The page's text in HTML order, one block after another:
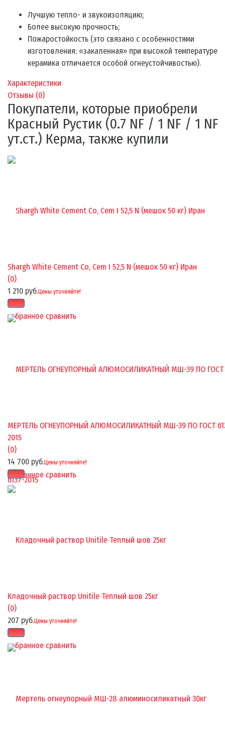
Лучшую тепло- и звукоизоляцию;
Более высокую прочность;
Пожаростойкость (это связано с особенностями
изготовления: «закаленная» при высокой температуре
керамика отличается особой огнеустойчивостью).
Характеристики
Отзывы (0)
Покупатели, которые приобрели
Красный Рустик (0.7 NF / 1 NF / 1 NF
ут.ст.) Керма, также купили
избранное сравнить
Shargh White Cement Co, Cem I 52,5 N (мешок 50 кг) Иран
(0)
1 210 руб.Цены уточняйте!
избранное сравнить
МЕРТЕЛЬ ОГНЕУПОРНЫЙ АЛЮМОСИЛИКАТНЫЙ МШ-39 ПО ГОСТ
2015
(0)
14 700 руб.Цены уточняйте!
избранное сравнить
Кладочный раствор Unitile Теплый шов 25кг
(0)
207 руб.Цены уточняйте!